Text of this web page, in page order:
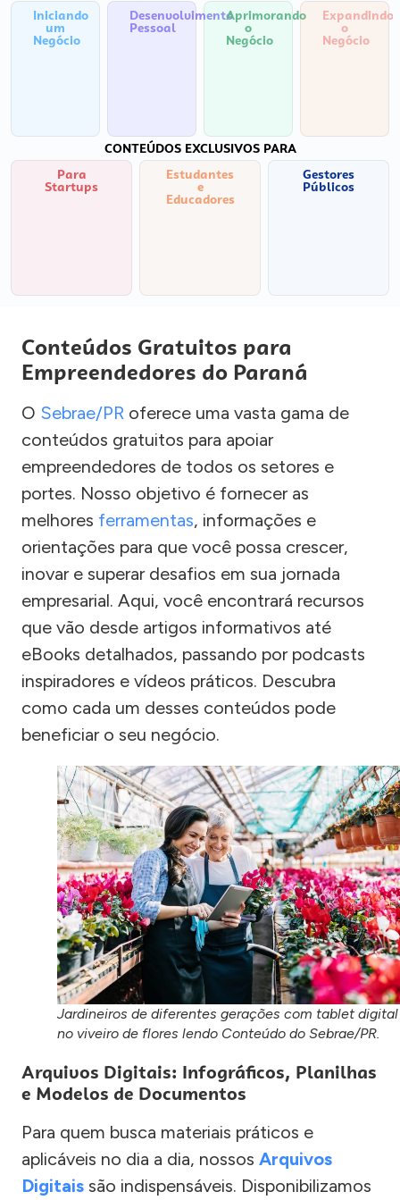
Iniciando
um
Negócio
Desenvolvimento
Pessoal
Aprimorando
o
Negócio
Expandindo
o
Negócio
CONTEÚDOS EXCLUSIVOS PARA
Para
Startups
Estudantes
e
Educadores
Gestores
Públicos
Conteúdos Gratuitos para
Empreendedores do Paraná
O Sebrae/PR oferece uma vasta gama de
conteúdos gratuitos para apoiar
empreendedores de todos os setores e
portes. Nosso objetivo é fornecer as
melhores ferramentas, informações e
orientações para que você possa crescer,
inovar e superar desafios em sua jornada
empresarial. Aqui, você encontrará recursos
que vão desde artigos informativos até
eBooks detalhados, passando por podcasts
inspiradores e vídeos práticos. Descubra
como cada um desses conteúdos pode
beneficiar o seu negócio.
Jardineiros de diferentes gerações com tablet digital
no viveiro de flores lendo Conteúdo do Sebrae/PR.
Arquivos Digitais: Infográficos, Planilhas
e Modelos de Documentos
Para quem busca materiais práticos e
aplicáveis no dia a dia, nossos Arquivos
Digitais são indispensáveis. Disponibilizamos